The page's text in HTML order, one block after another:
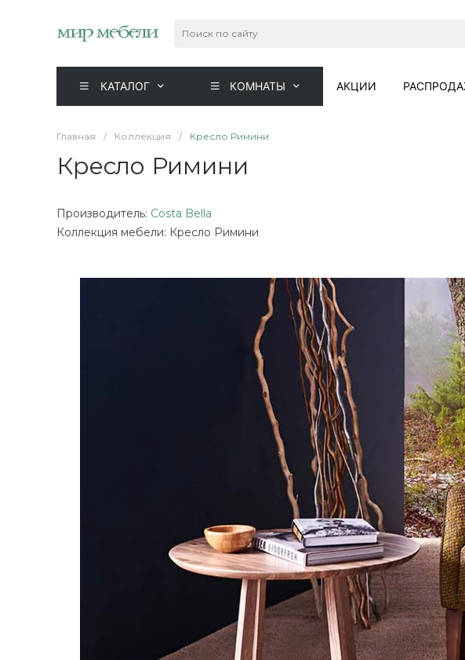
КАТАЛОГ КОМНАТЫ АКЦИИ
Главная / Коллекция / Кресло Римини
Кресло Римини
Производитель: Costa Bella
Коллекция мебели: Кресло Римини